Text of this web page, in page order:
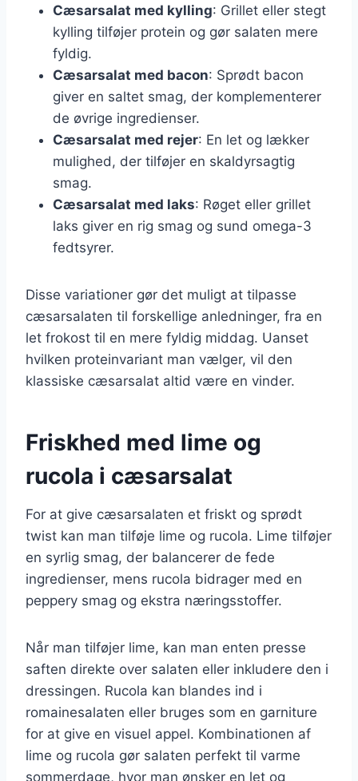
Cæsarsalat med kylling: Grillet eller stegt
kylling tilføjer protein og gør salaten mere
fyldig.
Cæsarsalat med bacon: Sprødt bacon
giver en saltet smag, der komplementerer
de øvrige ingredienser.
Cæsarsalat med rejer: En let og lækker
mulighed, der tilføjer en skaldyrsagtig
smag.
Cæsarsalat med laks: Røget eller grillet
laks giver en rig smag og sund omega-3
fedtsyrer.
Disse variationer gør det muligt at tilpasse
cæsarsalaten til forskellige anledninger, fra en
let frokost til en mere fyldig middag. Uanset
hvilken proteinvariant man vælger, vil den
klassiske cæsarsalat altid være en vinder.
Friskhed med lime og
rucola i cæsarsalat
For at give cæsarsalaten et friskt og sprødt
twist kan man tilføje lime og rucola. Lime tilføjer
en syrlig smag, der balancerer de fede
ingredienser, mens rucola bidrager med en
peppery smag og ekstra næringsstoffer.
Når man tilføjer lime, kan man enten presse
saften direkte over salaten eller inkludere den i
dressingen. Rucola kan blandes ind i
romainesalaten eller bruges som en garniture
for at give en visuel appel. Kombinationen af
lime og rucola gør salaten perfekt til varme
sommerdage, hvor man ønsker en let og